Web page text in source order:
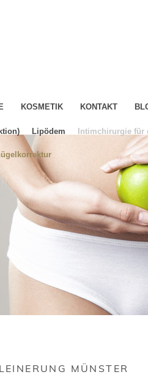
KOSMETIK KONTAKT
Lipödem Intimchirurgie für
MÜNSTER